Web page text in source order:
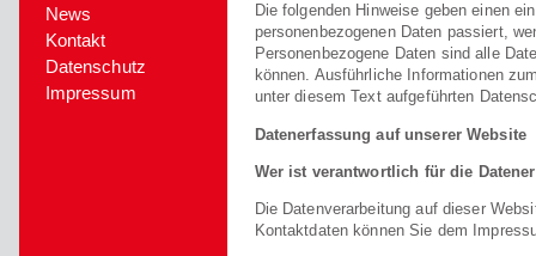
News
Kontakt
Datenschutz
Impressum
Die folgenden Hinweise geben einen
personenbezogenen Daten passiert,
Personenbezogene Daten sind alle
können. Ausführliche Informationen
unter diesem Text aufgeführten
Datenerfassung auf unserer Website
Wer ist verantwortlich für die
Die Datenverarbeitung auf dieser
Kontaktdaten können Sie dem